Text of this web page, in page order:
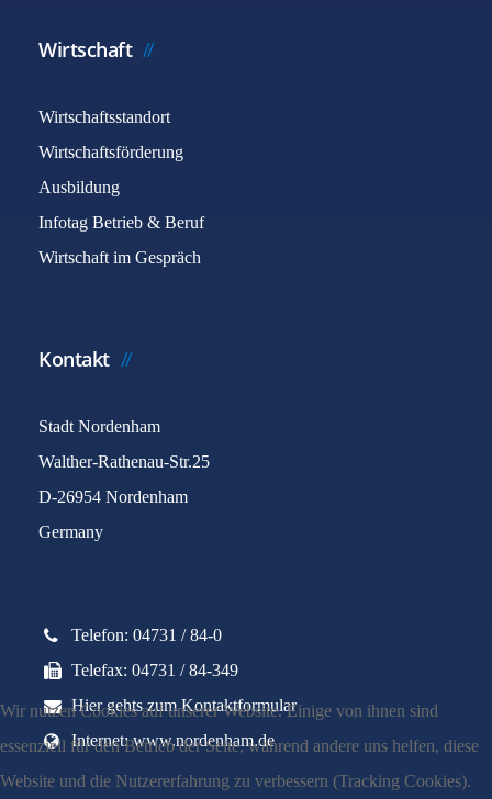
Wirtschaft
Wirtschaftsstandort
Wirtschaftsförderung
Ausbildung
Infotag Betrieb & Beruf
Wirtschaft im Gespräch
Kontakt
Stadt Nordenham
Walther-Rathenau-Str.25
D-26954 Nordenham
Germany
Telefon: 04731 / 84-0
Telefax: 04731 / 84-349
Hier gehts zum Kontaktformular
Internet: www.nordenham.de
Wir nutzen Cookies auf unserer Website. Einige von ihnen sind
essenziell für den Betrieb der Seite, während andere uns helfen, diese
Website und die Nutzererfahrung zu verbessern (Tracking Cookies).